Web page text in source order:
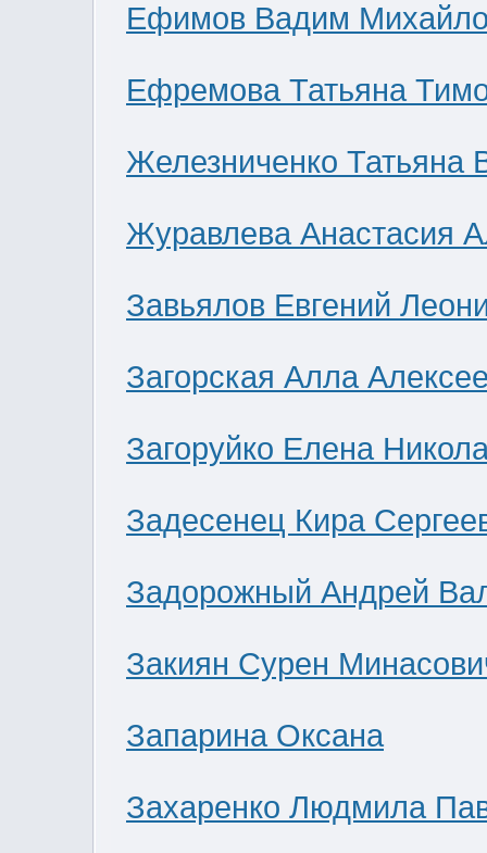
Ефимов Вадим
Ефремова Татьяна
Железниченко Татьяна
Журавлева Анастасия
Завьялов Евгений
Загорская Алла
Загоруйко Елена
Задесенец Кира
Задорожный Андрей
Закиян Сурен
Запарина Оксана
Захаренко Людмила